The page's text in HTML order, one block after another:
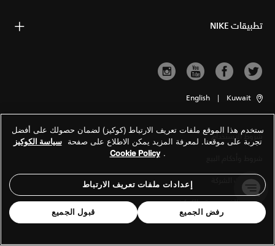
تطبيقات NIKE
Kuwait
|
English
شروط الاستخدام
معلومات الشركة
سياسة الخصوصية والكوكيز
ستخدم هذا الموقع ملفات تعريف الارتباط (كوكيز) لضمان حصولك على أفضل
تجربة على موقعنا. لمعرفة المزيد يمكن الاطلاع على صفحة سياسة الكوكيز
.
Cookie Policy
إعدادات ملفات تعريف الارتباط
رفض الجميع قبول الجميع